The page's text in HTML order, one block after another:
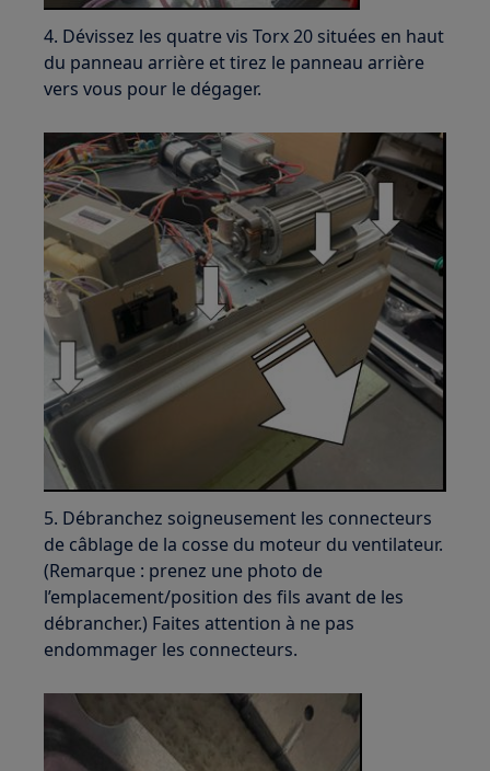
4. Dévissez les quatre vis Torx 20 situées en haut
du panneau arrière et tirez le panneau arrière
vers vous pour le dégager.
5. Débranchez soigneusement les connecteurs
de câblage de la cosse du moteur du ventilateur.
(Remarque : prenez une photo de
l’emplacement/position des fils avant de les
débrancher.) Faites attention à ne pas
endommager les connecteurs.